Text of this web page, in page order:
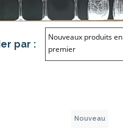
par :
Nouveaux produits en
premier
Nouveau